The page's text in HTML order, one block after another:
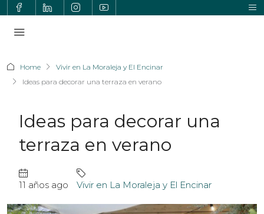
Home
Vivir en La Moraleja y El Encinar
Ideas para decorar una terraza en verano
Ideas para decorar una
terraza en verano
11 años ago Vivir en La Moraleja y El Encinar